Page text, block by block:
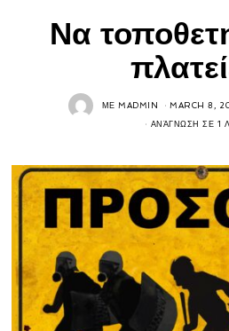
Να
ΜΕMADMIN MARCH 8,
ΑΝΆΓΝΩΣΗ ΣΕ 1